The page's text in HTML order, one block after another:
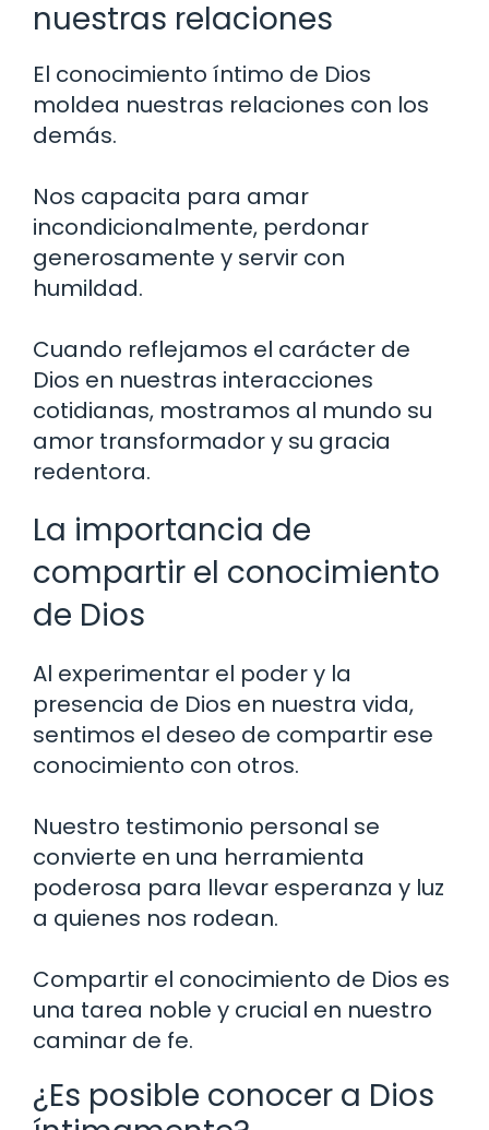
nuestras relaciones
El conocimiento íntimo de Dios
moldea nuestras relaciones con los
demás.
Nos capacita para amar
incondicionalmente, perdonar
generosamente y servir con
humildad.
Cuando reflejamos el carácter de
Dios en nuestras interacciones
cotidianas, mostramos al mundo su
amor transformador y su gracia
redentora.
La importancia de
compartir el conocimiento
de Dios
Al experimentar el poder y la
presencia de Dios en nuestra vida,
sentimos el deseo de compartir ese
conocimiento con otros.
Nuestro testimonio personal se
convierte en una herramienta
poderosa para llevar esperanza y luz
a quienes nos rodean.
Compartir el conocimiento de Dios es
una tarea noble y crucial en nuestro
caminar de fe.
¿Es posible conocer a Dios